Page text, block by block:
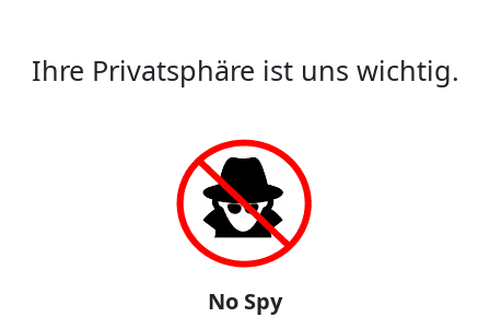
Ihre Privatsphäre ist uns wichtig.
No Spy